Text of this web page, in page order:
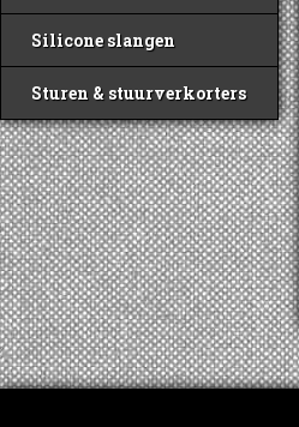
Silicone slangen
Sturen & stuurverkorters